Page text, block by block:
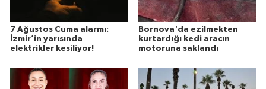
7 Ağustos Cuma alarmı:
İzmir’in yarısında
elektrikler kesiliyor!
Bornova'da ezilmekten
kurtardığı kedi aracın
motoruna saklandı